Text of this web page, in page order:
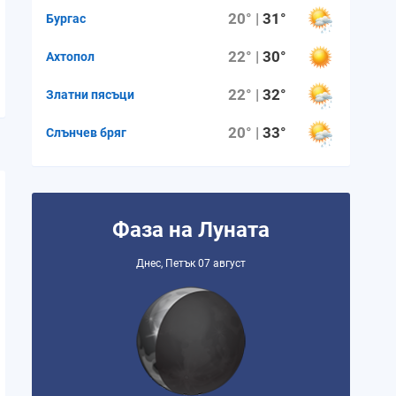
Бургас 20° |31°
Ахтопол 22° |30°
Златни пясъци 22° |32°
Слънчев бряг 20° |33°
Фаза на Луната
Днес, Петък 07 август